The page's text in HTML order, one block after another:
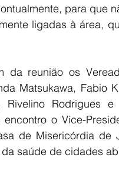
para que
ligadas à área,
da reunião os
Matsukawa, Fabio
Rivelino Rodrigues
o Vice-
de Misericórdia de
saúde de cidades